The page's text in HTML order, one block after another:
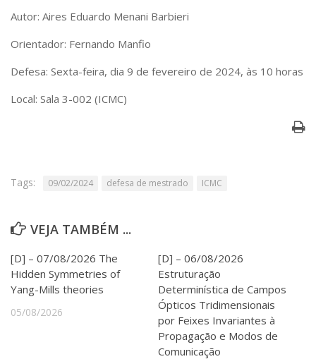
Iniciação Científica
Transferência de Tecnologia
Empresas Juniores
Extensão à Comunidade
Projetos, Programas e Cursos
Artes, Cultura e Esportes
Apoio ao Estudante
Outros serviços
Assessorias e Mídias
Aplicativos e Sites
Jornal da USP
Agenda de Eventos
Autor: Aires Eduardo Menani Barbieri
Orientador: Fernando Manfio
Defesa: Sexta-feira, dia 9 de fevereiro de 2024, às 10 horas
Local: Sala 3-002 (ICMC)
Tags: 09/02/2024 defesa de mestrado ICMC
VEJA TAMBÉM ...
[D] – 07/08/2026 The
Hidden Symmetries of
Yang-Mills theories
05/08/2026
[D] – 06/08/2026
Estruturação
Determinística de Campos
Ópticos Tridimensionais
por Feixes Invariantes à
Propagação e Modos de
Comunicação